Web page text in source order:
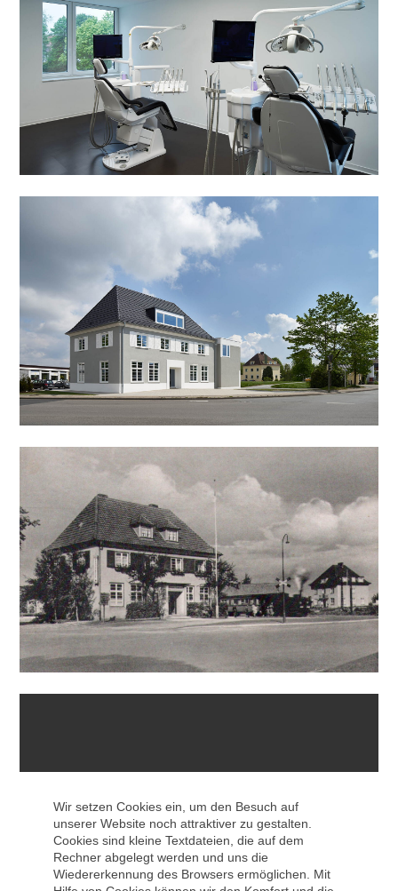
Datenschutzerklärung von Vimeo
OK
Wir setzen Cookies ein, um den Besuch auf
unserer Website noch attraktiver zu gestalten.
Cookies sind kleine Textdateien, die auf dem
Rechner abgelegt werden und uns die
Wiedererkennung des Browsers ermöglichen. Mit